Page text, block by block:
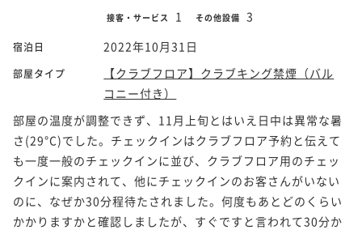
接客・サービス 1 その他設備 3
宿泊日 2022年10月31日
部屋タイプ
【クラブフロア】クラブキング禁煙（バル
コニー付き）
部屋の温度が調整できず、11月上旬とはいえ日中は異常な暑
さ(29°C)でした。チェックインはクラブフロア予約と伝えて
も一度一般のチェックインに並び、クラブフロア用のチェッ
クインに案内されて、他にチェックインのお客さんがいない
のに、なぜか30分程待たされました。何度もあとどのくらい
かかりますかと確認しましたが、すぐですと言われて30分か